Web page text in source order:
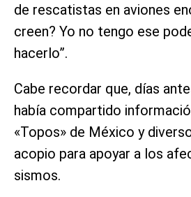
de rescatistas en aviones
creen? Yo no tengo ese
hacerlo”.
Cabe recordar que, días
había compartido
«Topos» de México y
acopio para apoyar a los
sismos.